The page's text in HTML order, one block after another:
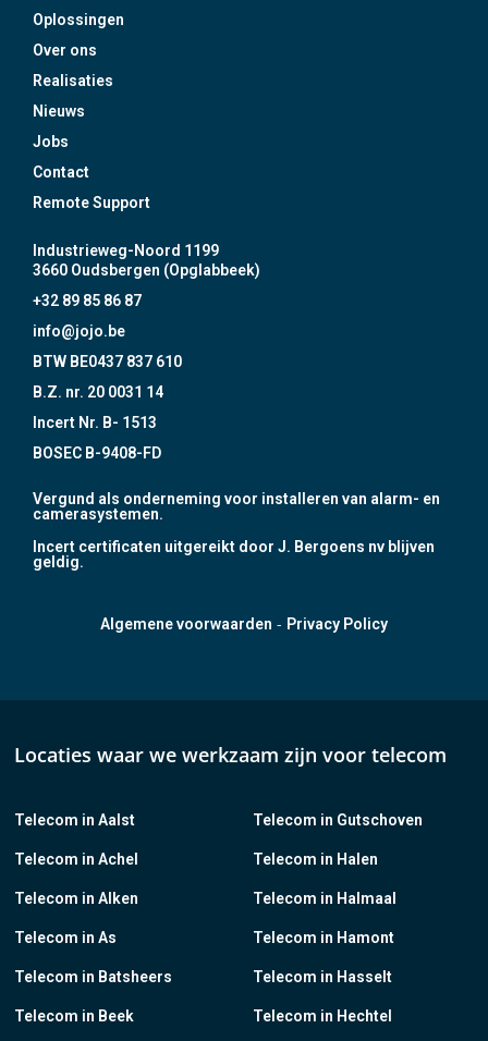
Oplossingen
Over ons
Realisaties
Nieuws
Jobs
Contact
Remote Support
Industrieweg-Noord 1199
3660 Oudsbergen (Opglabbeek)
+32 89 85 86 87
info@jojo.be
BTW BE0437 837 610
B.Z. nr. 20 0031 14
Incert Nr. B- 1513
BOSEC B-9408-FD
Vergund als onderneming voor installeren van alarm- en
camerasystemen.
Incert certificaten uitgereikt door J. Bergoens nv blijven
geldig.
Algemene voorwaarden - Privacy Policy
Locaties waar we werkzaam zijn voor telecom
Telecom in Aalst
Telecom in Achel
Telecom in Alken
Telecom in As
Telecom in Batsheers
Telecom in Beek
Telecom in Gutschoven
Telecom in Halen
Telecom in Halmaal
Telecom in Hamont
Telecom in Hasselt
Telecom in Hechtel